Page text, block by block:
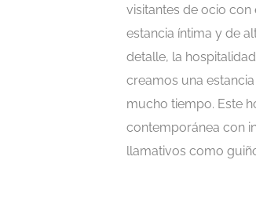
visitantes de ocio
estancia íntima y de
detalle, la
creamos una
mucho tiempo. Este
contemporánea con
llamativos como